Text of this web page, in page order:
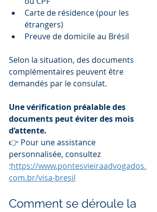
Carte de résidence (pour les
étrangers)
Preuve de domicile au Brésil
Selon la situation, des documents
complémentaires peuvent être
demandés par le consulat.
Une vérification préalable des
documents peut éviter des mois
d’attente.
👉 Pour une assistance
personnalisée, consultez
:https://www.pontesvieiraadvogados.
com.br/visa-bresil
Comment se déroule la